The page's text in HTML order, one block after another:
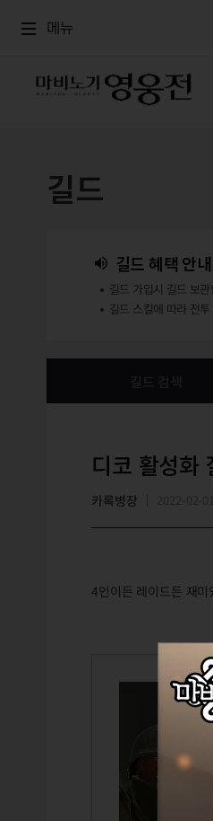
메뉴
길드
길드 혜택 안내
길드 가입시 길드 보
길드 스킬에 따라 전
디코 활성화
카록병장
4인이든 레이드든 재